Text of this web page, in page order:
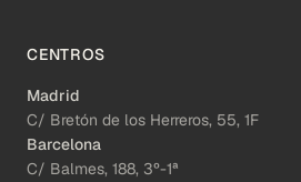
CENTROS
Madrid
C/ Bretón de los Herreros, 55, 1F
Barcelona
C/ Balmes, 188, 3º-1ª